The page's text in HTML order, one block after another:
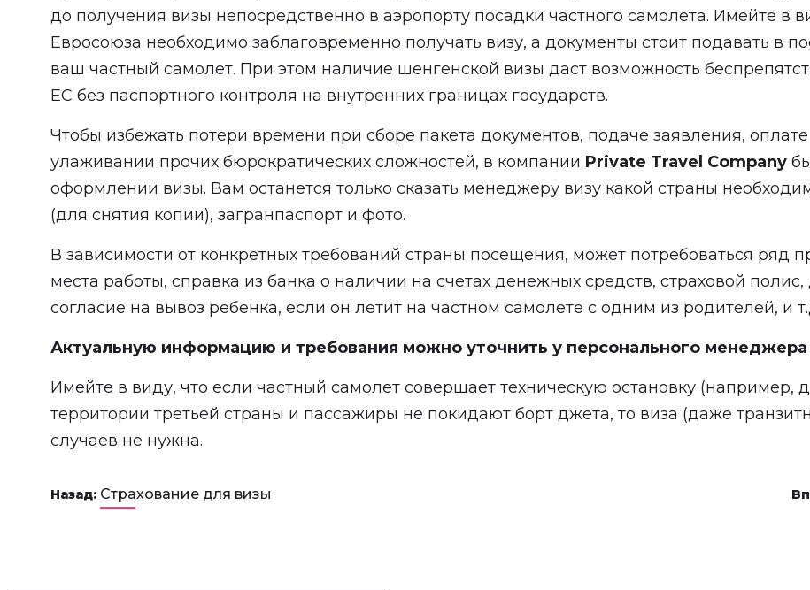
до получения визы непосредственно в аэропорту посадки частного самолета. Имейте в
Евросоюза необходимо заблаговременно получать визу, а документы стоит подавать в
ваш частный самолет. При этом наличие шенгенской визы даст возможность
ЕС без паспортного контроля на внутренних границах государств.
Чтобы избежать потери времени при сборе пакета документов, подаче заявления,
улаживании прочих бюрократических сложностей, в компании Private Travel Company
оформлении визы. Вам останется только сказать менеджеру визу какой страны
(для снятия копии), загранпаспорт и фото.
В зависимости от конкретных требований страны посещения, может потребоваться ряд
места работы, справка из банка о наличии на счетах денежных средств, страховой
согласие на вывоз ребенка, если он летит на частном самолете с одним из родителей, и
Актуальную информацию и требования можно уточнить у персонального
Имейте в виду, что если частный самолет совершает техническую остановку (например,
территории третьей страны и пассажиры не покидают борт джета, то виза (даже
случаев не нужна.
Назад: Страхование для визы